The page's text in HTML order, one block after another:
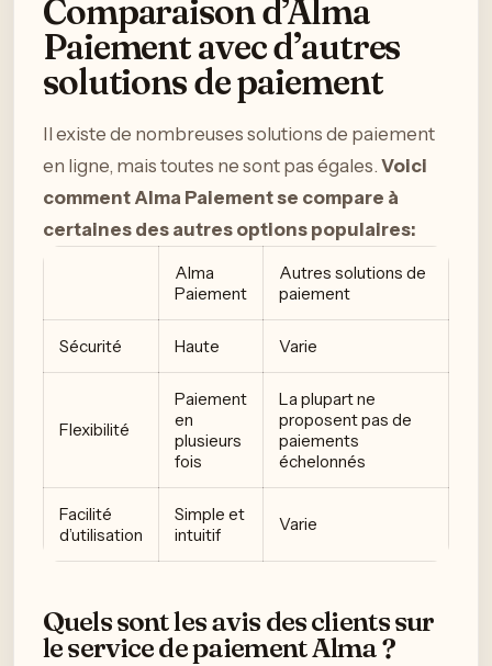
Comparaison d’Alma
Paiement avec d’autres
solutions de paiement
Il existe de nombreuses solutions de paiement
en ligne, mais toutes ne sont pas égales. Voici
comment Alma Paiement se compare à
certaines des autres options populaires:
Alma
Paiement
Autres solutions de
paiement
Sécurité Haute Varie
Flexibilité
Paiement
en
plusieurs
fois
La plupart ne
proposent pas de
paiements
échelonnés
Facilité
d’utilisation
Simple et
intuitif
Varie
Quels sont les avis des clients sur
le service de paiement Alma ?